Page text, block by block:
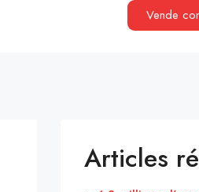
Vende
Articles